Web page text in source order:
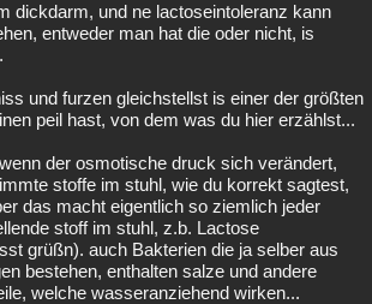
dickdarm, und ne lactoseintoleranz kann
entweder man hat die oder nicht, is
und furzen gleichstellst is einer der größten
peil hast, von dem was du hier erzählst...
der osmotische druck sich verändert,
stoffe im stuhl, wie du korrekt sagtest,
das macht eigentlich so ziemlich jeder
stoff im stuhl, z.b. Lactose
grüßn). auch Bakterien die ja selber aus
bestehen, enthalten salze und andere
welche wasseranziehend wirken...